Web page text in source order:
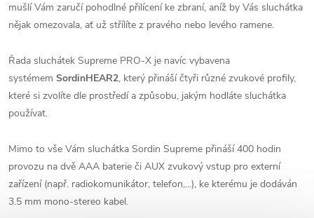
mušlí Vám zaručí pohodlné přilícení ke zbraní, aníž by Vás sluchátka
nějak omezovala, ať už střílíte z pravého nebo levého ramene.
Řada sluchátek Supreme PRO-X je navíc vybavena
systémem SordinHEAR2, který přináší čtyři různé zvukové profily,
které si zvolíte dle prostředí a způsobu, jakým hodláte sluchátka
používat.
Mimo to vše Vám sluchátka Sordin Supreme přináší 400 hodin
provozu na dvě AAA baterie či AUX zvukový vstup pro externí
zařízení (např. radiokomunikátor, telefon,...), ke kterému je dodáván
3.5 mm mono-stereo kabel.